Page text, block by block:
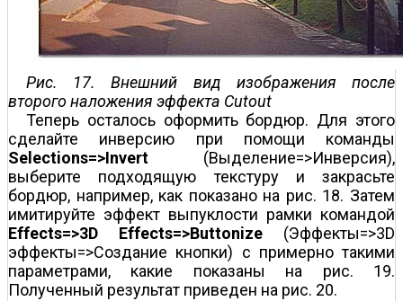
Рис. 17. Внешний вид изображения после
второго наложения эффекта Cutout
Теперь осталось оформить бордюр. Для этого
сделайте инверсию при помощи команды
Selections=>Invert (Выделение=>Инверсия),
выберите подходящую текстуру и закрасьте
бордюр, например, как показано на рис. 18. Затем
имитируйте эффект выпуклости рамки командой
Effects=>3D Effects=>Buttonize (Эффекты=>3D
эффекты=>Создание кнопки) с примерно такими
параметрами, какие показаны на рис. 19.
Полученный результат приведен на рис. 20.